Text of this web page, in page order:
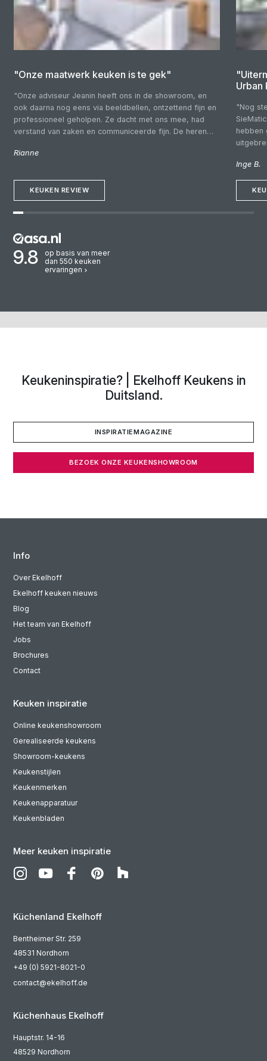
"Onze maatwerk keuken is te gek"
"Onze adviseur Jeanin heeft ons in de showroom, en
ook daarna nog eens via beeldbellen, ontzettend fijn en
professioneel geholpen. Ze dacht met ons mee, had
verstand van zaken en communiceerde fijn. De heren
vriendelijk, kundig en netjes. Fijn dat we gewoon
fantastisch!"
Rianne
KEUKEN REVIEW
Urban
"Nog
hebben
goed
Inge B.
9.8
op basis van meer
dan 550 keuken
ervaringen
Keukeninspiratie? | Ekelhoff Keukens in
Duitsland.
INSPIRATIEMAGAZINE
BEZOEK ONZE KEUKENSHOWROOM
Info
Over Ekelhoff
Ekelhoff keuken nieuws
Blog
Het team van Ekelhoff
Jobs
Brochures
Contact
Keuken inspiratie
Online keukenshowroom
Gerealiseerde keukens
Showroom-keukens
Keukenstijlen
Keukenmerken
Keukenapparatuur
Keukenbladen
Meer keuken inspiratie
Küchenland Ekelhoff
Bentheimer Str. 259
48531 Nordhorn
+49 (0) 5921-8021-0
contact@ekelhoff.de
Küchenhaus Ekelhoff
Hauptstr. 14-16
48529 Nordhorn